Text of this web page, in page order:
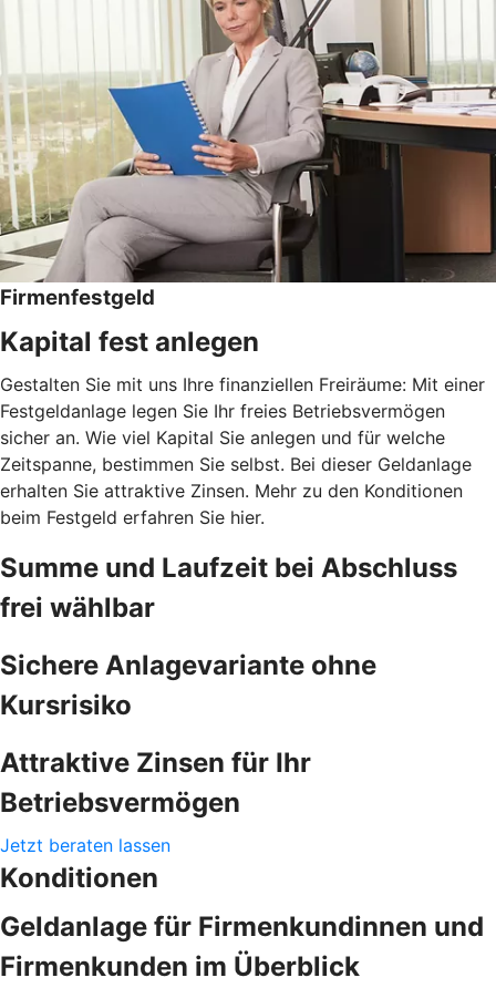
Firmenfestgeld
Kapital fest anlegen
Gestalten Sie mit uns Ihre finanziellen Freiräume: Mit einer
Festgeldanlage legen Sie Ihr freies Betriebsvermögen
sicher an. Wie viel Kapital Sie anlegen und für welche
Zeitspanne, bestimmen Sie selbst. Bei dieser Geldanlage
erhalten Sie attraktive Zinsen. Mehr zu den Konditionen
beim Festgeld erfahren Sie hier.
Summe und Laufzeit bei Abschluss
frei wählbar
Sichere Anlagevariante ohne
Kursrisiko
Attraktive Zinsen für Ihr
Betriebsvermögen
Jetzt beraten lassen
Konditionen
Geldanlage für Firmenkundinnen und
Firmenkunden im Überblick